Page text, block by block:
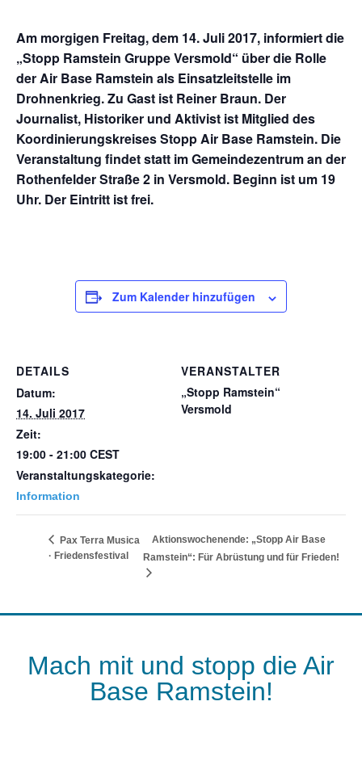
Am morgigen Freitag, dem 14. Juli 2017, informiert die
„Stopp Ramstein Gruppe Versmold“ über die Rolle
der Air Base Ramstein als Einsatzleitstelle im
Drohnenkrieg. Zu Gast ist Reiner Braun. Der
Journalist, Historiker und Aktivist ist Mitglied des
Koordinierungskreises Stopp Air Base Ramstein. Die
Veranstaltung findet statt im Gemeindezentrum an der
Rothenfelder Straße 2 in Versmold. Beginn ist um 19
Uhr. Der Eintritt ist frei.
Zum Kalender hinzufügen
DETAILS
Datum:
14. Juli 2017
Zeit:
19:00 - 21:00 CEST
Veranstaltungskategorie:
Information
VERANSTALTER
„Stopp Ramstein“
Versmold
Pax Terra Musica
· Friedensfestival
Aktionswochenende: „Stopp Air Base
Ramstein“: Für Abrüstung und für Frieden!
Mach mit und stopp die Air
Base Ramstein!